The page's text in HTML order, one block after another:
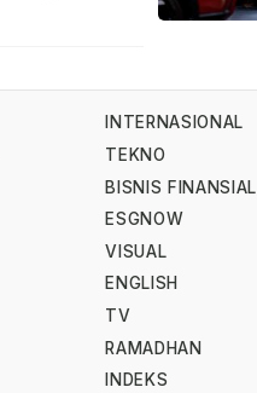
INTERNASIONAL
TEKNO
BISNIS FINANSIAL
ESGNOW
VISUAL
ENGLISH
TV
RAMADHAN
INDEKS